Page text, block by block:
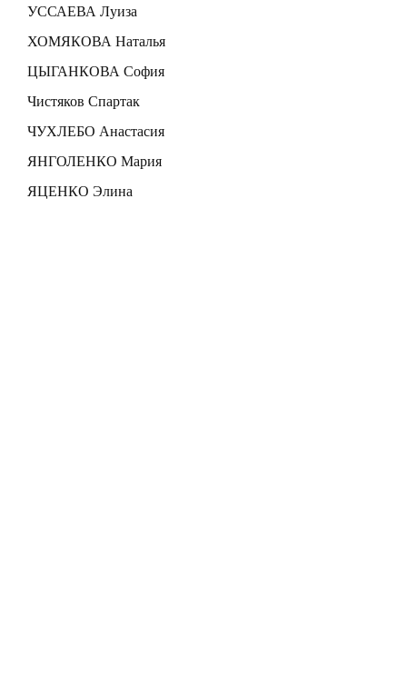
УССАЕВА Луиза
ХОМЯКОВА Наталья
ЦЫГАНКОВА София
Чистяков Спартак
ЧУХЛЕБО Анастасия
ЯНГОЛЕНКО Мария
ЯЦЕНКО Элина